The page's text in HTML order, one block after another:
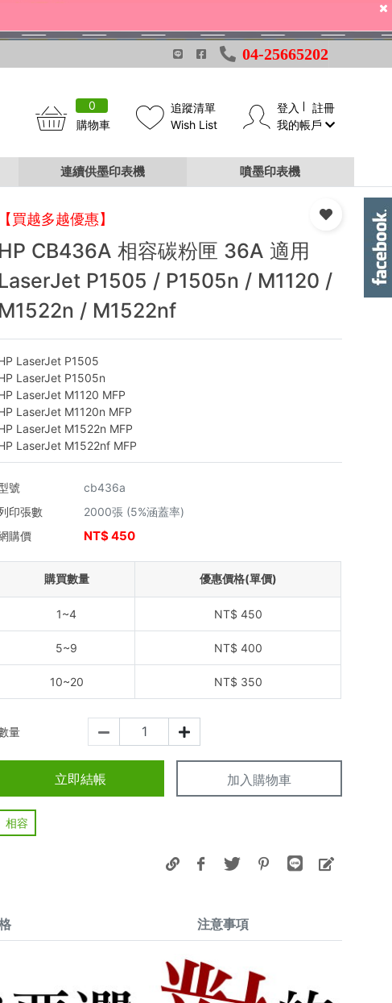
04-25665202
0
購物車
追蹤清單
Wish List
登入
註冊
我的帳戶
連續供墨印表機 噴墨印表機
【買越多越優惠】
HP CB436A 相容碳粉匣 36A 適用
LaserJet P1505 / P1505n / M1120 /
M1522n / M1522nf
LaserJet P1505
LaserJet P1505n
LaserJet M1120 MFP
LaserJet M1120n MFP
LaserJet M1522n MFP
LaserJet M1522nf MFP
號
cb436a
印張數
2000張 (5%涵蓋率)
購價
NT$450
購買數量 優惠價格(單價)
1~4 NT$ 450
5~9 NT$ 400
10~20 NT$ 350
量
立即結帳 加入購物車
相容
注意事項